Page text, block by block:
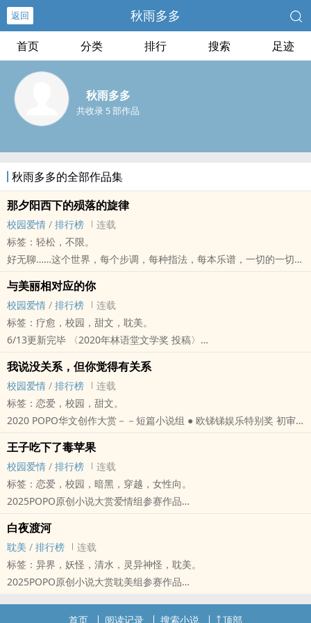
返回 秋雨多多
首页 分类 排行 搜索 足迹
秋雨多多
共收录 5 部作品
秋雨多多的全部作品集
那夕阳西下的殒落的旋律
校园爱情 / 排行榜
连载
标签：轻松，不限。
好无聊……这个世界，每个步调，每种指法，每本乐谱，一切的一切，
都是淡淡的咖啡色，那些花俏，缤纷的色彩，到底逃窜到哪里去了……
急促的、 手指飞快的在黑白键盘上来回了数次 ，最后，完美的弹奏出
最后一个音符，在手指停下那刹那，热烈的掌声随之而来，男孩缓缓
的起身，冷淡的看着眼前的场景，毫不留恋的走下舞台。​
在这个年纪，我在追求什么，爱情？课业？自由？
青春偷走了笑容，带走了好奇心，我就只是一个，被外在社会期待所
制成的外壳罢了……
冷淡、面无表情，看似称颖并才华洋溢的十七岁少年，李默。
不知何时
每一次的演奏，都成了想快点结束的梦靥。那琴声里虚假的感情，让
他听了心慌但却又无可奈何……​
乌黑的短发随风飞扬，被夕阳染上了淡淡的橙红。 她大大的杏眼里，
充满了自信与活力，她一如往常的将手放在琴键上，下一秒，便是动
人心魄的歌声和具有灵性的钢琴音色。​
刚在去年考到街头艺人执照的女孩，苏雨
一头俐落的短发，总是没有整齐的时候，那张白皙又带着些许红晕的
脸蛋上，是无忧无虑、信心十足的灿烂笑容。
时而温柔，时而成熟，时而孩子气，她是这样个性的一个女孩。
​「当手放上琴键的下一刹那，就是魔法的开始！」
与美丽相对应的你
校园爱情 / 排行榜
连载
标签：疗愈，校园，甜文，‎‌‎耽‎美‎‌‌。
6/13更新完毕 〈2020年林语堂文学奖 投稿〉
若说潘岳是个人见人爱，花见花开的高中校园人气王，那张晏便是完
全与他相反的存在了。为了比潘岳还要受欢迎，张晏光明正大的学起
他的一举一动，但却只是遭人唾弃，甚至被旁人讨厌。
「你又被嘲笑了对吧？」在某节下课，潘悦私下跑去隔壁班找张晏，
两人一同约在了「老地方」见面。
张晏一点也不想看到潘悦，他偏过头，冷冷地回道：「不关你的事，
反正你也是在心里瞧不起我吧！大明星赶紧滚回去，免得被别人看到
又要说我个不是。」
张晏冷笑着，他的声音有些细微，却又带着点颤抖，「真亏你说的出
口，这是隐喻讽刺法？」
可是，身处人群之中的潘岳，却独独在意着那从小和自己玩在一块的
张晏，曾经的友好到现在的决裂，这当中到底发生了什么呢？
始向张晏「主动出击」。
我说没关系，但你觉得有关系
校园爱情 / 排行榜
连载
标签：恋爱，校园，甜文。
2020 ‌‍‍P‎O‍‎P‎‌O‌‍‍华文创作大赏－－短篇小说组 ● 欧锑锑娱乐特别奖 初审
俗话说，有梦最美，但考虑到现实层面，能将梦想化作未来金钱与粮
食的人，又有几个呢？
然而，升上大学的她，明明已下定决心，要将说不出口的梦想永远埋
藏于心底了，但那如阳光般温暖漂亮的大男孩，却在那年紧紧握住她
的双手，硬是将她带到看似遥不可及的世界。
由于家里在十年前经商失败，小小年纪的丘梓安被迫在一夕间长大，
扛起家中部份的经济责任。上了大学，为了缴学费和房租，她每天在
打工和课业间忙得焦头烂额，对于未来也渐渐产生迷惘和疲倦。
王子吃下了毒苹果
校园爱情 / 排行榜
连载
标签：恋爱，校园，暗黑，穿越，女性向。
2025‌‍‍P‎O‍‎P‎‌O‌‍‍原创小说大赏爱情组参赛作品
在他擡起头的那刹那，他敏锐的捕捉到有一道异样的目光，
那目光就如同蜘蛛丝般黏腻的、紧紧的缠绕着他，令人感到窒息。
以童话的梦境为线索，少女该如何找出凶手，拯救最爱的那个他？
她从未想过，自己有一天，竟然会被牵扯进以童话为主题的连环杀人
案。
林晓薇，一个热爱童话的大四中文系学生。
白夜渡河
‎‌‎耽‎美‎‌‌ / 排行榜
连载
标签：异界，妖怪，清水，灵异神怪，‎‌‎耽‎美‎‌‌。
2025‌‍‍P‎O‍‎P‎‌O‌‍‍原创小说大赏‎‌‎耽‎美‎‌‌组参赛作品
十七岁的凡人少年白夜，在祖父去世那年，
首页 阅读记录 搜索小说 顶部